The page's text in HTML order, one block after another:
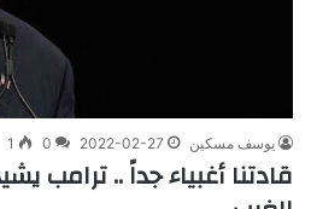
يوسف مسكين 2022-02-27
0
1
قادتنا أغبياء جداً .. ترامب